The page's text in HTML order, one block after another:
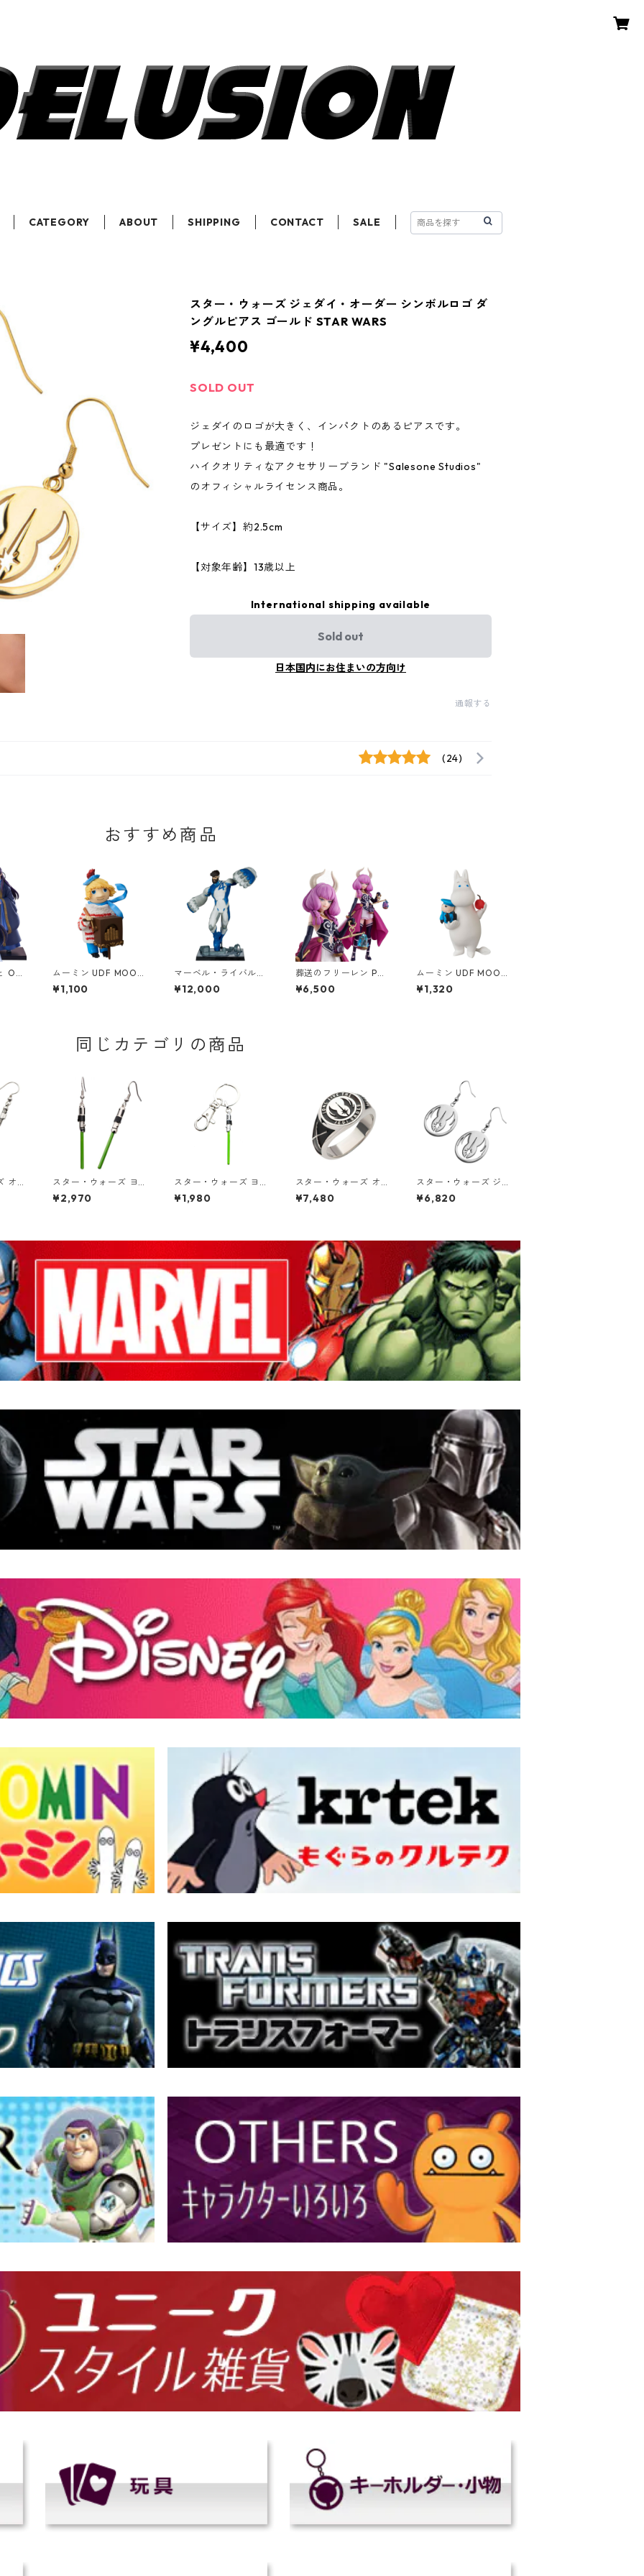
CATEGORY ABOUT SHIPPING CONTACT SALE
スター・ウォーズ ジェダイ・オーダー シンボルロゴ ダ
ングルピアス ゴールド STAR WARS
¥4,400
SOLD OUT
ジェダイのロゴが大きく、インパクトのあるピアスです。
プレゼントにも最適です！
ハイクオリティなアクセサリーブランド "Salesone Studios"
のオフィシャルライセンス商品。
【サイズ】約2.5cm
【対象年齢】13歳以上
International shipping available
Sold out
日本国内にお住まいの方向け
通報する
(24)
おすすめ商品
OSH
ムーミン UDF MOOMI
N トゥーティッキー フ
ィギュア
¥1,100
マーベル・ライバルズ
1/6スケール シーン・
フィギュア ミスター・
¥12,000
葬送のフリーレン POP
UP PARADE アウラ フ
¥6,500
ムーミン UDF MOOMI
N ムーミン&クリップ
ダッス フィギュア
¥1,320
同じカテゴリの商品
オビ
スター・ウォーズ ヨー
ダ ライトセーバー ダ
ングル ピアス STAR W
¥2,970
スター・ウォーズ ヨー
ダ ライトセーバー キ
ーリング STAR WARS
¥1,980
スター・ウォーズ オビ
＝ワン・ケノービ ジェ
ダイ・オーダー・クラ
¥7,480
スター・ウォーズ ジェ
ダイ・オーダー シンボ
ルロゴ ダングルピアス
¥6,820